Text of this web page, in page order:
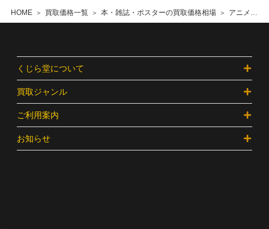
HOME 買取価格一覧 本・雑誌・ポスターの買取価格相場 アニメ、特撮・ヒーローなどの本の買取価格相場
くじら堂について
買取ジャンル
ご利用案内
お知らせ